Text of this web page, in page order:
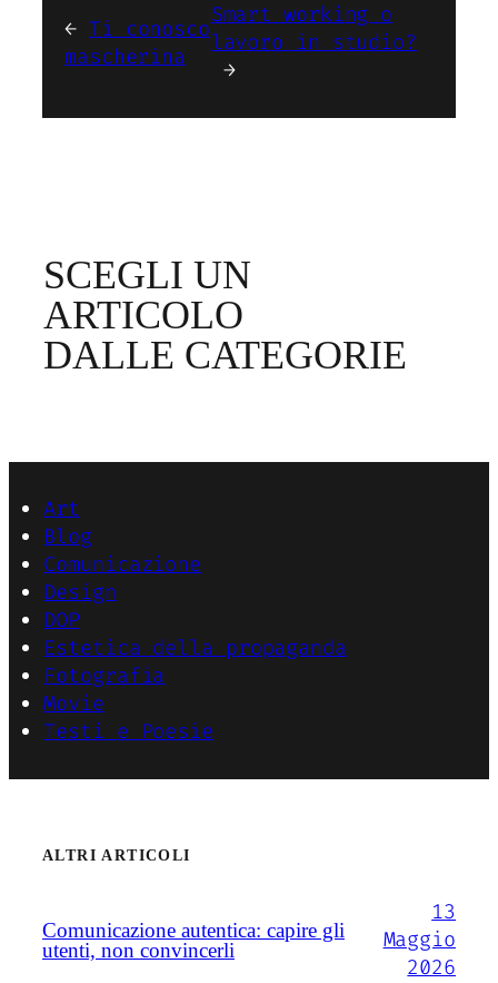
← Ti conosco
mascherina
Smart working o
lavoro in studio?
→
SCEGLI UN
ARTICOLO
DALLE CATEGORIE
Art
Blog
Comunicazione
Design
DOP
Estetica della propaganda
Fotografia
Movie
Testi e Poesie
ALTRI ARTICOLI
Comunicazione autentica: capire gli
utenti, non convincerli
13
Maggio
2026